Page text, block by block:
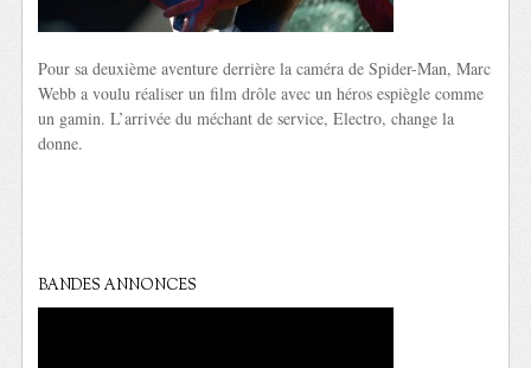
Pour sa deuxième aventure derrière la caméra de Spider-Man, Marc
Webb a voulu réaliser un film drôle avec un héros espiègle comme
un gamin. L’arrivée du méchant de service, Electro, change la
donne.
BANDES ANNONCES